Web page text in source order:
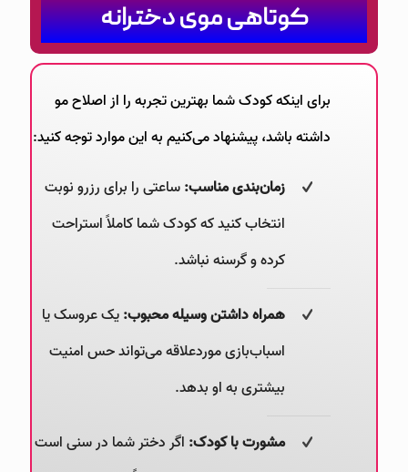
کوتاهی موی دخترانه
برای اینکه کودک شما بهترین تجربه را از اصلاح مو
داشته باشد، پیشنهاد می‌کنیم به این موارد توجه کنید:
زمان‌بندی مناسب:ساعتی را برای رزرو نوبت
انتخاب کنید که کودک شما کاملاً استراحت
کرده و گرسنه نباشد.
همراه داشتن وسیله محبوب:یک عروسک یا
اسباب‌بازی موردعلاقه می‌تواند حس امنیت
بیشتری به او بدهد.
مشورت با کودک: اگر دختر شما در سنی است